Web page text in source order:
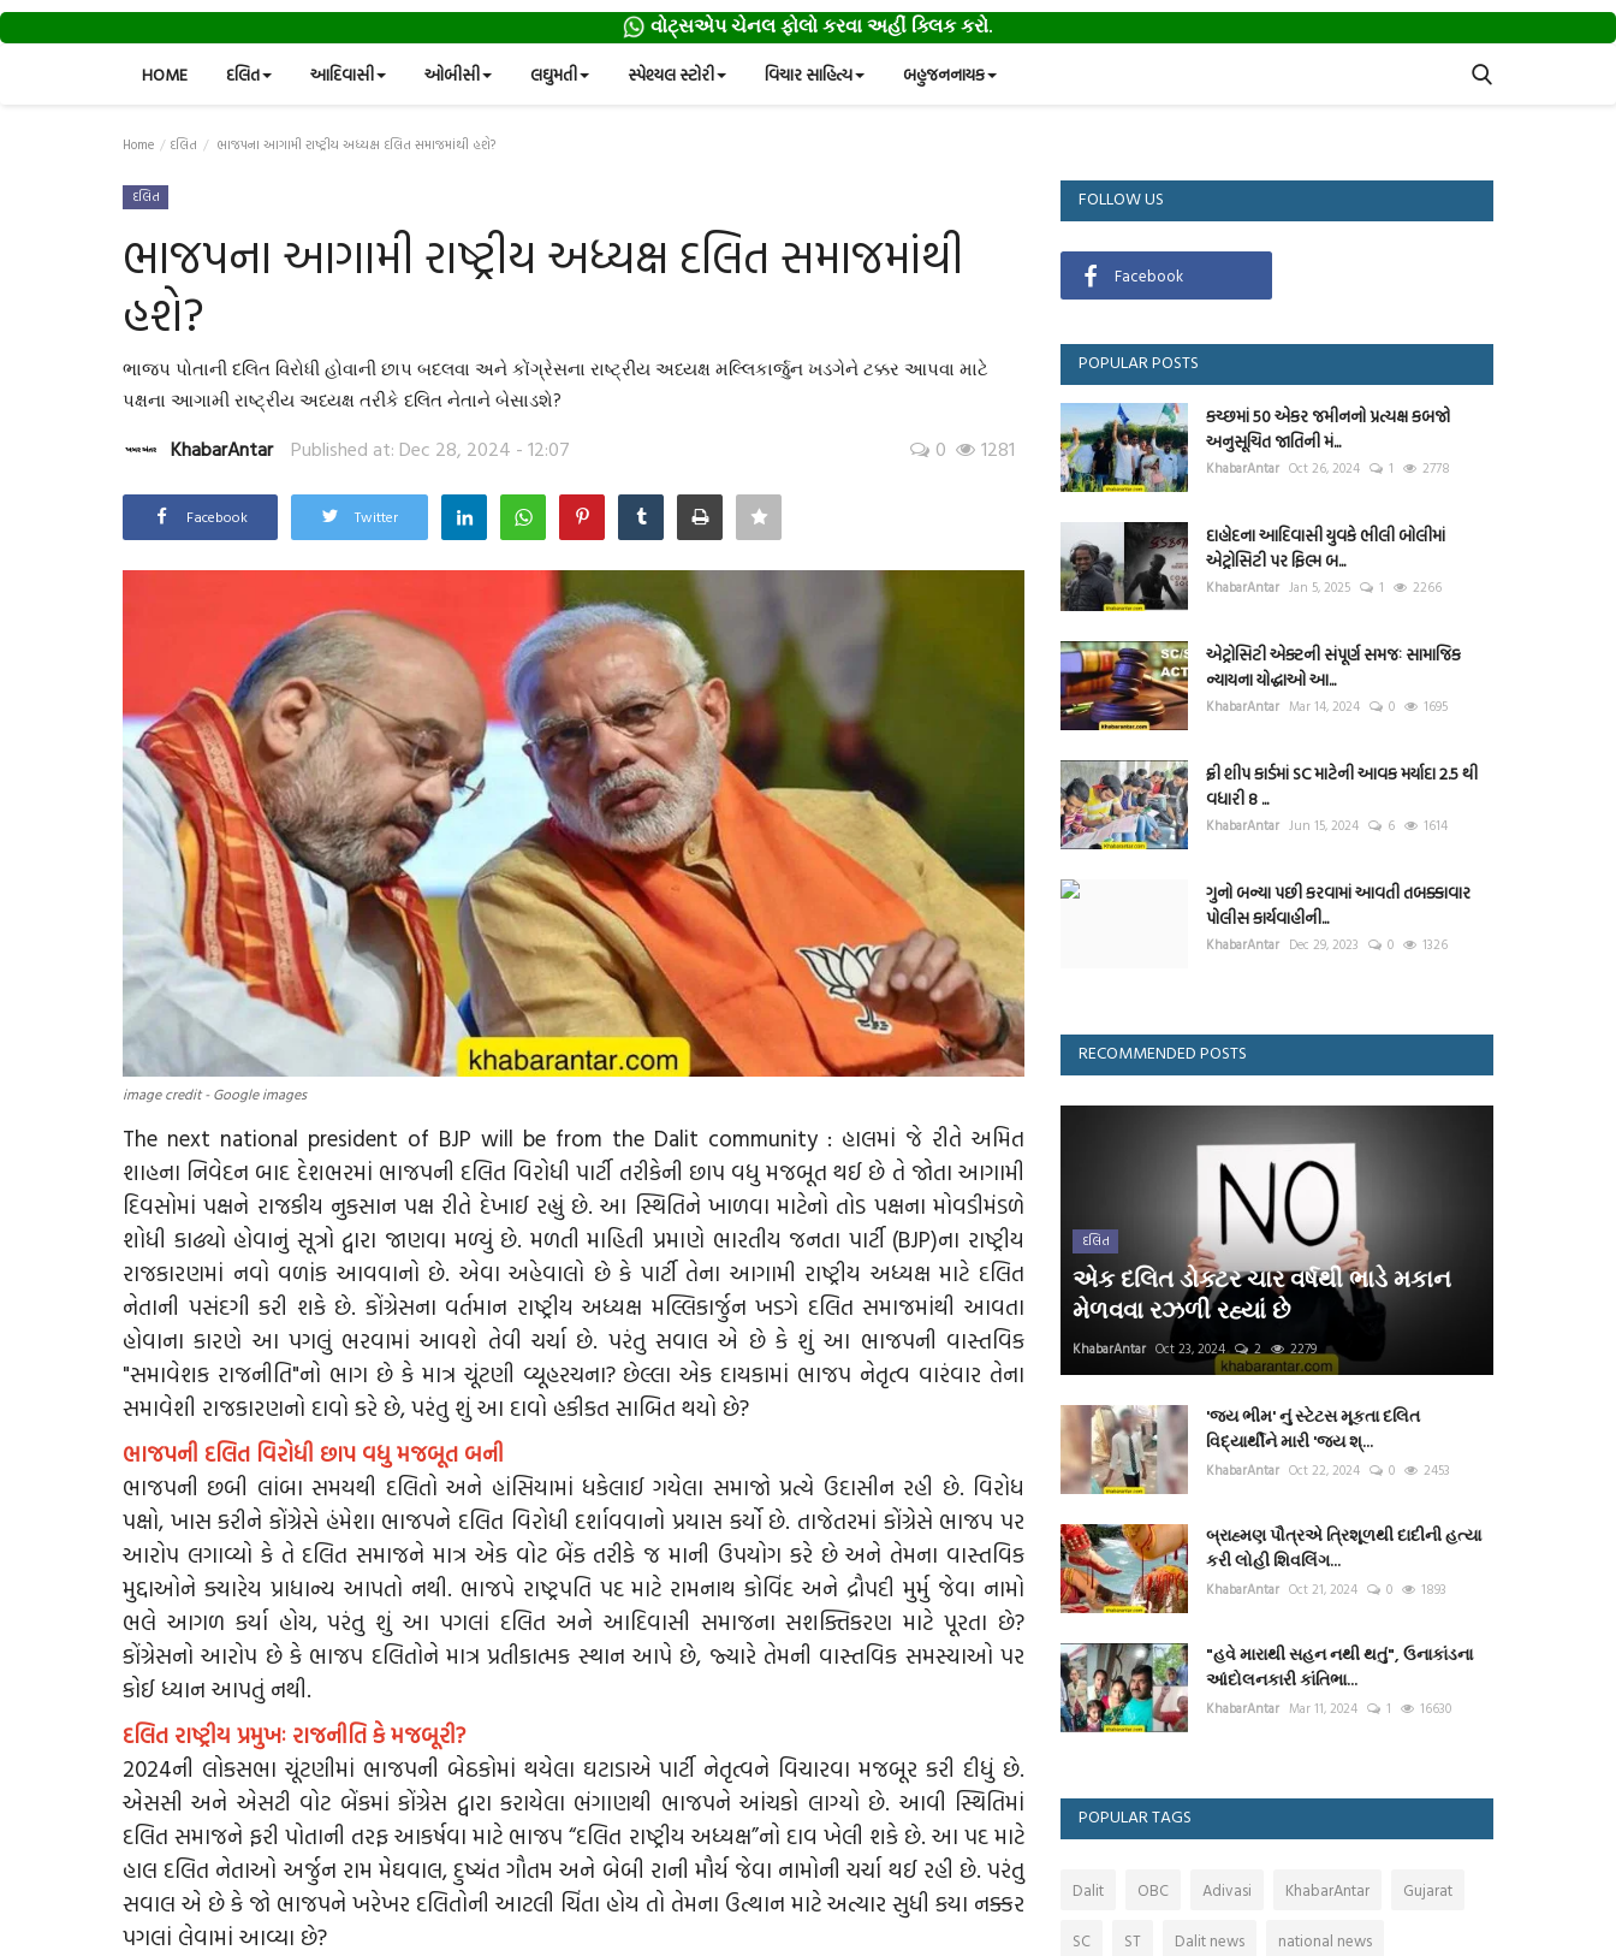
વોટ્સએપ ચેનલ ફોલો કરવા અહીં ક્લિક કરો.
HOME દલિત આદિવાસી ઓબીસી લઘુમતી સ્પેશ્યલ સ્ટોરી વિચાર સાહિત્ય બહુજનનાયક
Home દલિત ભાજપના આગામી રાષ્ટ્રીય અધ્યક્ષ દલિત સમાજમાંથી હશે?
દલિત
ભાજપના આગામી રાષ્ટ્રીય અધ્યક્ષ દલિત સમાજમાંથી
હશે?
ભાજપ પોતાની દલિત વિરોધી હોવાની છાપ બદલવા અને કોંગ્રેસના રાષ્ટ્રીય અધ્યક્ષ મલ્લિકાર્જુન ખડગેને ટક્કર આપવા માટે
પક્ષના આગામી રાષ્ટ્રીય અધ્યક્ષ તરીકે દલિત નેતાને બેસાડશે?
KhabarAntar
Published at: Dec 28, 2024 - 12:07 0 1281
Facebook Twitter
image credit - Google images
The next national president of BJP will be from the Dalit community : હાલમાં જે રીતે અમિત
શાહના નિવેદન બાદ દેશભરમાં ભાજપની દલિત વિરોધી પાર્ટી તરીકેની છાપ વધુ મજબૂત થઈ છે તે જોતા આગામી
દિવસોમાં પક્ષને રાજકીય નુકસાન પક્ષ રીતે દેખાઈ રહ્યું છે. આ સ્થિતિને ખાળવા માટેનો તોડ પક્ષના મોવડીમંડળે
શોધી કાઢ્યો હોવાનું સૂત્રો દ્વારા જાણવા મળ્યું છે. મળતી માહિતી પ્રમાણે ભારતીય જનતા પાર્ટી (BJP)ના રાષ્ટ્રીય
રાજકારણમાં નવો વળાંક આવવાનો છે. એવા અહેવાલો છે કે પાર્ટી તેના આગામી રાષ્ટ્રીય અધ્યક્ષ માટે દલિત
નેતાની પસંદગી કરી શકે છે. કોંગ્રેસના વર્તમાન રાષ્ટ્રીય અધ્યક્ષ મલ્લિકાર્જુન ખડગે દલિત સમાજમાંથી આવતા
હોવાના કારણે આ પગલું ભરવામાં આવશે તેવી ચર્ચા છે. પરંતુ સવાલ એ છે કે શું આ ભાજપની વાસ્તવિક
"સમાવેશક રાજનીતિ"નો ભાગ છે કે માત્ર ચૂંટણી વ્યૂહરચના? છેલ્લા એક દાયકામાં ભાજપ નેતૃત્વ વારંવાર તેના
સમાવેશી રાજકારણનો દાવો કરે છે, પરંતુ શુંઆ દાવો હકીકત સાબિત થયો છે?
ભાજપની દલિત વિરોધી છાપ વધુ મજબૂત બની
ભાજપની છબી લાંબા સમયથી દલિતો અને હાંસિયામાં ધકેલાઈ ગયેલા સમાજો પ્રત્યે ઉદાસીન રહી છે. વિરોધ
પક્ષો, ખાસ કરીને કોંગ્રેસે હંમેશા ભાજપને દલિત વિરોધી દર્શાવવાનો પ્રયાસ કર્યો છે. તાજેતરમાં કોંગ્રેસે ભાજપ પર
આરોપ લગાવ્યો કે તે દલિત સમાજને માત્ર એક વોટ બેંક તરીકે જ માની ઉપયોગ કરે છે અને તેમના વાસ્તવિક
મુદ્દાઓને ક્યારેય પ્રાધાન્ય આપતો નથી. ભાજપે રાષ્ટ્રપતિ પદ માટે રામનાથ કોવિંદ અને દ્રૌપદી મુર્મુ જેવા નામો
ભલે આગળ કર્યા હોય, પરંતુ શું આ પગલાં દલિત અને આદિવાસી સમાજના સશક્તિકરણ માટે પૂરતા છે?
કોંગ્રેસનો આરોપ છે કે ભાજપ દલિતોને માત્ર પ્રતીકાત્મક સ્થાન આપે છે, જ્યારે તેમની વાસ્તવિક સમસ્યાઓ પર
કોઈ ધ્યાન આપતું નથી.
દલિત રાષ્ટ્રીય પ્રમુખઃ રાજનીતિ કે મજબૂરી?
2024ની લોકસભા ચૂંટણીમાં ભાજપની બેઠકોમાં થયેલા ઘટાડાએ પાર્ટી નેતૃત્વને વિચારવા મજબૂર કરી દીધું છે.
એસસી અને એસટી વોટ બેંકમાં કોંગ્રેસ દ્વારા કરાયેલા ભંગાણથી ભાજપને આંચકો લાગ્યો છે. આવી સ્થિતિમાં
દલિત સમાજને ફરી પોતાની તરફ આકર્ષવા માટે ભાજપ “દલિત રાષ્ટ્રીય અધ્યક્ષ”નો દાવ ખેલી શકે છે. આ પદ માટે
હાલ દલિત નેતાઓ અર્જુન રામ મેઘવાલ, દુષ્યંત ગૌતમ અને બેબી રાની મૌર્ય જેવા નામોની ચર્ચા થઈ રહી છે. પરંતુ
સવાલ એ છે કે જો ભાજપને ખરેખર દલિતોની આટલી ચિંતા હોય તો તેમના ઉત્થાન માટે અત્યાર સુધી કયા નક્કર
પગલાં લેવામાં આવ્યા છે?
FOLLOW US
Facebook
POPULAR POSTS
કચ્છમાં 50 એકર જમીનનો પ્રત્યક્ષ કબજો
અનુસૂચિત જાતિની મં...
KhabarAntar Oct 26, 2024 1 2778
દાહોદના આદિવાસી યુવકે ભીલી બોલીમાં
એટ્રોસિટી પર ફિલ્મ બ...
KhabarAntar Jan 5, 2025 1 2266
એટ્રોસિટી એક્ટની સંપૂર્ણ સમજઃ સામાજિક
ન્યાયના યોદ્ધાઓ આ...
KhabarAntar Mar 14, 2024 0 1695
ફ્રી શીપ કાર્ડમાં SC માટેની આવક મર્યાદા 2.5 થી
વધારી 8 ...
KhabarAntar Jun 15, 2024 6 1614
ગુનો બન્યા પછી કરવામાં આવતી તબક્કાવાર
પોલીસ કાર્યવાહીની...
KhabarAntar Dec 29, 2023 0 1326
RECOMMENDED POSTS
દલિત
એક દલિત ડોક્ટર ચાર વર્ષથી ભાડે મકાન
મેળવવા રઝળી રહ્યાં છે
KhabarAntar Oct 23, 2024 2 2279
'જય ભીમ' નું સ્ટેટસ મૂકતા દલિત
વિદ્યાર્થીને મારી 'જય શ્...
KhabarAntar Oct 22, 2024 0 2453
બ્રાહ્મણ પૌત્રએ ત્રિશૂળથી દાદીની હત્યા
કરી લોહી શિવલિંગ...
KhabarAntar Oct 21, 2024 0 1893
"હવે મારાથી સહન નથી થતું", ઉનાકાંડના
આંદોલનકારી કાંતિભા...
KhabarAntar Mar 11, 2024 1 16630
POPULAR TAGS
Dalit OBC Adivasi KhabarAntar Gujarat
SC ST Dalit news national news